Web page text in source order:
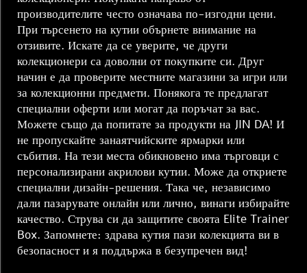
производителите често означава по-изгодни цени.
При търсенето на кутии обърнете внимание на
отзивите. Искате да се уверите, че други
колекционери са доволни от покупките си. Друг
начин е да проверите местните магазини за игри или
за колекционни предмети. Понякога те предлагат
специални оферти или могат да поръчат за вас.
Можете също да попитате за продукти на JIN DA! И
не пропускайте занаятчийските ярмарки или
събития. На тези места обикновено има търговци с
персонализирани акрилови кутии. Може да откриете
специални дизайн-решения. Така че, независимо
дали пазарувате онлайн или лично, винаги избирайте
качество. Струва си да защитите своята Elite Trainer
Box. Запомнете: здрава кутия пази колекцията ви в
безопасност и я поддържа в безупречен вид!